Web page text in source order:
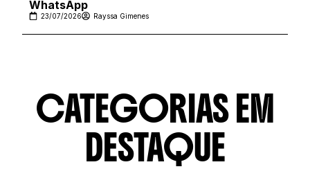
WhatsApp
23/07/2026 Rayssa Gimenes
CATEGORIASEM
DESTAQUE